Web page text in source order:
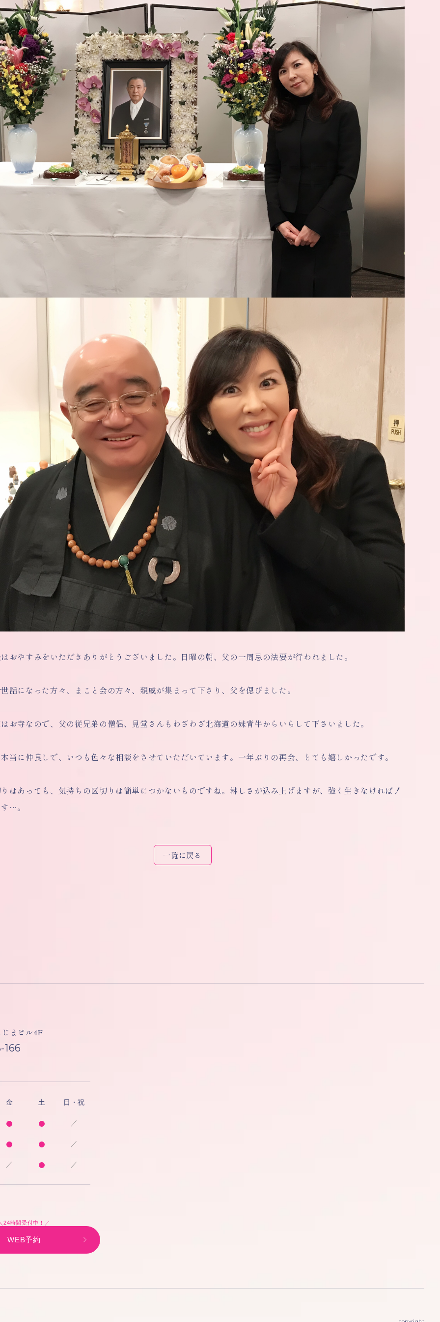
おやすみをいただきありがとうございました。日曜の朝、父の一周忌の法要が行われました。
話になった方々、まこと会の方々、親戚が集まって下さり、父を偲びました。
お寺なので、父の従兄弟の僧侶、見堂さんもわざわざ北海道の妹背牛からいらして下さいました。
当に仲良しで、いつも色々な相談をさせていただいています。一年ぶりの再会、とても嬉しかったです。
はあっても、気持ちの区切りは簡単につかないものですね。淋しさが込み上げますが、強く生きなければ！
…。
一覧に戻る
じまビル4F
166
金 土 日・祝
／
／
／ ／
24時間受付中！／
WEB予約